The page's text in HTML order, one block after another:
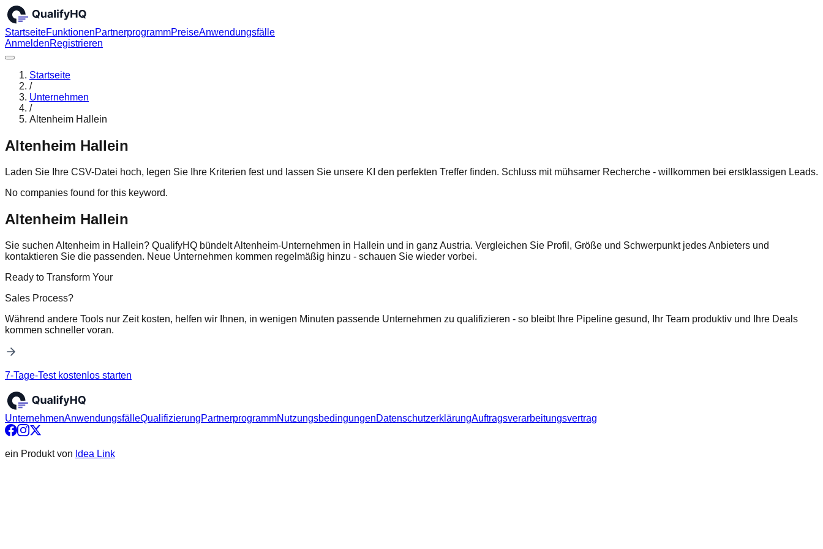
StartseiteFunktionenPartnerprogrammPreiseAnwendungsfälle
AnmeldenRegistrieren
Startseite
/
Unternehmen
/
Altenheim Hallein
Altenheim Hallein
Laden Sie Ihre CSV-Datei hoch, legen Sie Ihre Kriterien fest und lassen Sie unsere KI den perfekten Treffer finden. Schluss mit mühsamer Recherche - willkommen bei erstklassigen Leads.
No companies found for this keyword.
Altenheim Hallein
Sie suchen Altenheim in Hallein? QualifyHQ bündelt Altenheim-Unternehmen in Hallein und in ganz Austria. Vergleichen Sie Profil, Größe und Schwerpunkt jedes Anbieters und
kontaktieren Sie die passenden. Neue Unternehmen kommen regelmäßig hinzu - schauen Sie wieder vorbei.
Ready to Transform Your
Sales Process?
Während andere Tools nur Zeit kosten, helfen wir Ihnen, in wenigen Minuten passende Unternehmen zu qualifizieren - so bleibt Ihre Pipeline gesund, Ihr Team produktiv und Ihre Deals
kommen schneller voran.
7-Tage-Test kostenlos starten
UnternehmenAnwendungsfälleQualifizierungPartnerprogrammNutzungsbedingungenDatenschutzerklärungAuftragsverarbeitungsvertrag
ein Produkt von Idea Link